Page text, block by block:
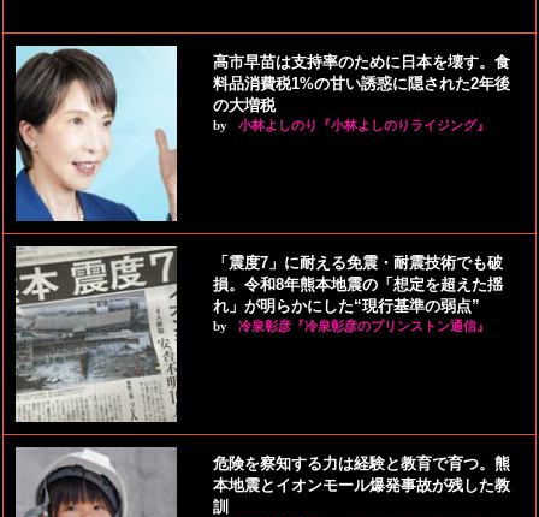
高市早苗は支持率のために日本を壊す。食
料品消費税1%の甘い誘惑に隠された2年後
の大増税
by 小林よしのり『小林よしのりライジング』
「震度7」に耐える免震・耐震技術でも破
損。令和8年熊本地震の「想定を超えた揺
れ」が明らかにした“現行基準の弱点”
by 冷泉彰彦『冷泉彰彦のプリンストン通信』
危険を察知する力は経験と教育で育つ。熊
本地震とイオンモール爆発事故が残した教
訓